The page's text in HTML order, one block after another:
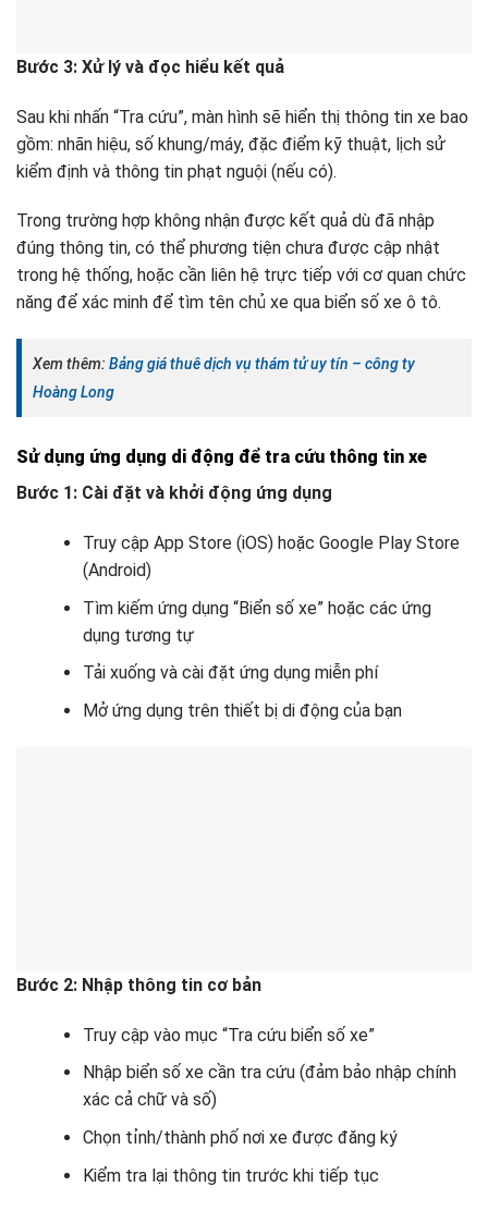
Bước 3: Xử lý và đọc hiểu kết quả
Sau khi nhấn “Tra cứu”, màn hình sẽ hiển thị thông tin xe bao
gồm: nhãn hiệu, số khung/máy, đặc điểm kỹ thuật, lịch sử
kiểm định và thông tin phạt nguội (nếu có).
Trong trường hợp không nhận được kết quả dù đã nhập
đúng thông tin, có thể phương tiện chưa được cập nhật
trong hệ thống, hoặc cần liên hệ trực tiếp với cơ quan chức
năng để xác minh để tìm tên chủ xe qua biển số xe ô tô.
Xem thêm: Bảng giá thuê dịch vụ thám tử uy tín – công ty
Hoàng Long
Sử dụng ứng dụng di động để tra cứu thông tin xe
Bước 1: Cài đặt và khởi động ứng dụng
Truy cập App Store (iOS) hoặc Google Play Store
(Android)
Tìm kiếm ứng dụng “Biển số xe” hoặc các ứng
dụng tương tự
Tải xuống và cài đặt ứng dụng miễn phí
Mở ứng dụng trên thiết bị di động của bạn
Bước 2: Nhập thông tin cơ bản
Truy cập vào mục “Tra cứu biển số xe”
Nhập biển số xe cần tra cứu (đảm bảo nhập chính
xác cả chữ và số)
Chọn tỉnh/thành phố nơi xe được đăng ký
Kiểm tra lại thông tin trước khi tiếp tục